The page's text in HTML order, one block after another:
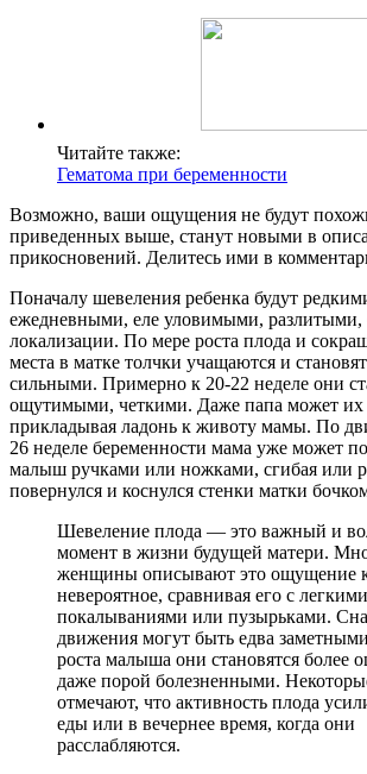
Читайте также:
Гематома при беременности
Возможно, ваши ощущения не будут
приведенных выше, станут новыми в
прикосновений. Делитесь ими в
Поначалу шевеления ребенка будут
ежедневными, еле уловимыми, разлитыми,
локализации. По мере роста плода и
места в матке толчки учащаются и
сильными. Примерно к 20-22 неделе они
ощутимыми, четкими. Даже папа может их
прикладывая ладонь к животу мамы. По
26 неделе беременности мама уже может
малыш ручками или ножками, сгибая или
повернулся и коснулся стенки матки
Шевеление плода — это важный и
момент в жизни будущей матери.
женщины описывают это ощущение
невероятное, сравнивая его с легкими
покалываниями или пузырьками.
движения могут быть едва
роста малыша они становятся более
даже порой болезненными.
отмечают, что активность плода
еды или в вечернее время, когда они
расслабляются.